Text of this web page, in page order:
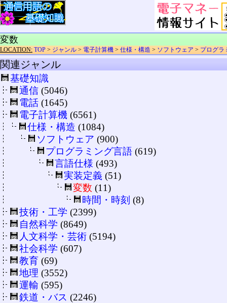
変数
LOCATION: TOP > ジャンル > 電子計算機 > 仕様・構造 > ソフトウェア > プログラ
関連ジャンル
基礎知識
通信 (5046)
電話 (1645)
電子計算機 (6561)
仕様・構造 (1084)
ソフトウェア (900)
プログラミング言語 (619)
言語仕様 (493)
実装定義 (51)
変数 (11)
時間・時刻 (8)
技術・工学 (2399)
自然科学 (8649)
人文科学・芸術 (5194)
社会科学 (607)
教育 (69)
地理 (3552)
運輸 (595)
鉄道・バス (2246)